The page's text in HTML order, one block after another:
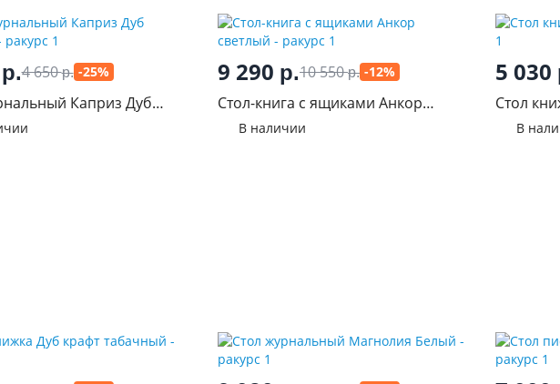
р.4 650р. -25%
Каприз Дуб
9 290 р.10 550р. -12%
Стол-книга с ящиками Анкор
светлый
В наличии
5 030
В